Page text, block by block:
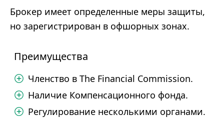
Брокер имеет определенные меры защиты,
но зарегистрирован в офшорных зонах.
Преимущества
Членство в The Financial Commission.
Наличие Компенсационного фонда.
Регулирование несколькими органами.